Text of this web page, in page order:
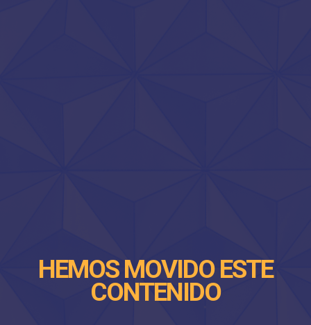
HEMOS MOVIDO ESTE
CONTENIDO